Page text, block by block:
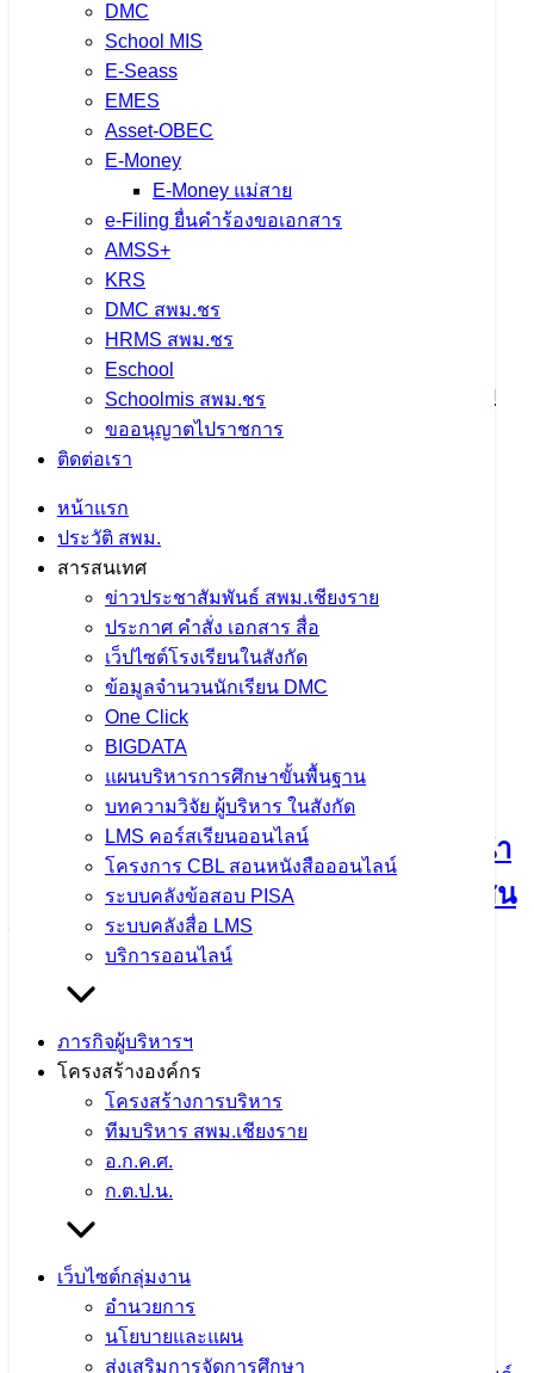
DMC
School MIS
E-Seass
EMES
Asset-OBEC
E-Money
E-Money แม่สาย
e-Filing ยื่นคำร้องขอเอกสาร
AMSS+
KRS
DMC สพม.ชร
HRMS สพม.ชร
Eschool
Schoolmis สพม.ชร
ขออนุญาตไปราชการ
ติดต่อเรา
หน้าแรก
ประวัติ สพม.
สารสนเทศ
ข่าวประชาสัมพันธ์ สพม.เชียงราย
ประกาศ คำสั่ง เอกสาร สื่อ
เว็ปไซต์โรงเรียนในสังกัด
ข้อมูลจำนวนนักเรียน DMC
One Click
BIGDATA
แผนบริหารการศึกษาขั้นพื้นฐาน
บทความวิจัย ผู้บริหาร ในสังกัด
LMS คอร์สเรียนออนไลน์
โครงการ CBL สอนหนังสือออนไลน์
ระบบคลังข้อสอบ PISA
ระบบคลังสื่อ LMS
บริการออนไลน์
ภารกิจผู้บริหารฯ
โครงสร้างองค์กร
โครงสร้างการบริหาร
ทีมบริหาร สพม.เชียงราย
อ.ก.ค.ศ.
ก.ต.ป.น.
เว็บไซต์กลุ่มงาน
อำนวยการ
นโยบายและแผน
ส่งเสริมการจัดการศึกษา
สังกัดสำนักงานคณะกรรมการการศึกษา
ขั้นพื้นฐาน ปี พ.ศ. 2568
29 กรกฎาคม 202529 กรกฎาคม 2025
ประชาสัมพันธ์ สพม.เชียงราย
จำนวนผู้ชม: 1,074
การประชุมผู้บริหารสถานศึกษาในสังกัด
สำนักงานเขตพื้นที่การศึกษามัธยมศึกษา
เชียงราย ครั้งที่ 1 ประจำปีงบประมาณ
14 พฤษภาคม 2025
ประชาสัมพันธ์ สพม.เชียงราย
จำนวนผู้ชม: 1,021
ผอ.สพม.เชียงราย ลงพื้นที่ติดตามการ
ดำเนินงานตามนโยบาย OBEC Zero
Dropout โครงการพาน้องกลับมาเรียนนำ
การเรียนมาให้น้อง ของโรงเรียนเชียงแสน
วิทยาคม
14 พฤษภาคม 2025
ประชาสัมพันธ์ สพม.เชียงราย
จำนวนผู้ชม: 995
ผอ.สพม.เชียงราย เข้ารับการพัฒนานัก
บริหารระดับสูง กระทรวงศึกษาธิการ
(นบส.ศธ.) รุ่นที่ 15